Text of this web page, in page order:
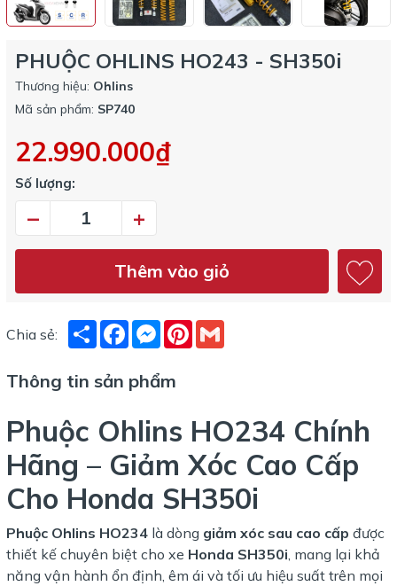
PHUỘC OHLINS HO243 - SH350i
Thương hiệu: Ohlins
Mã sản phẩm: SP740
22.990.000₫
Số lượng:
– +
Thêm vào giỏ
Chia sẻ: ShareFacebookMessenger
Pinterest
Thông tin sản phẩm
Phuộc Ohlins HO234 Chính
Hãng – Giảm Xóc Cao Cấp
Cho Honda SH350i
Phuộc Ohlins HO234 là dòng giảm xóc sau cao cấp được
thiết kế chuyên biệt cho xe Honda SH350i , mang lại khả
năng vận hành ổn định, êm ái và tối ưu hiệu suất trên mọi